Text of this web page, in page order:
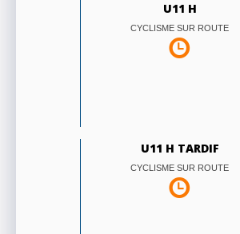
U11 H
CYCLISME SUR ROUTE
U11 H TARDIF
CYCLISME SUR ROUTE